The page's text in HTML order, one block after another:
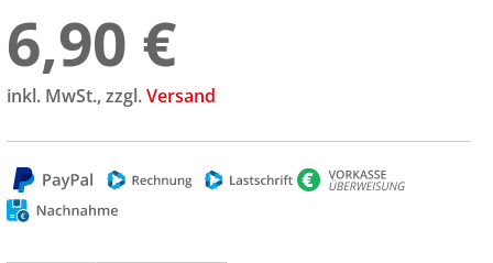
6,90 €
inkl. MwSt., zzgl.Versand